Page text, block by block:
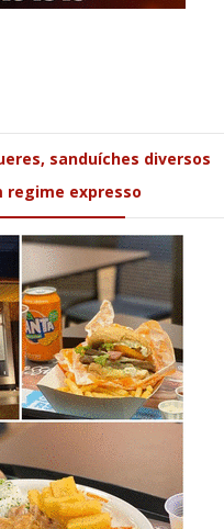
sanduíches diversos
regime expresso